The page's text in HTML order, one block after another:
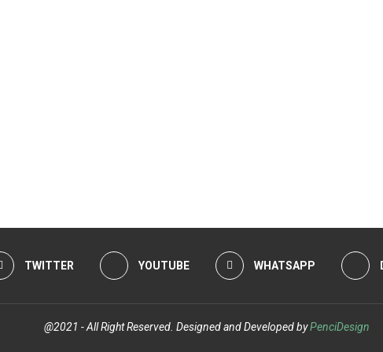
TWITTER YOUTUBE WHATSAPP
@2021 - All Right Reserved. Designed and Developed byPenciDesign